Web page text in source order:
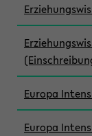
Europa
Europa